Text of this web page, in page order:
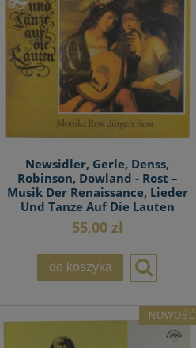
Newsidler, Gerle, Denss,
Robinson, Dowland - Rost –
Musik Der Renaissance, Lieder
Und Tanze Auf Die Lauten
55,00 zł
do koszyka
NOWOŚĆ